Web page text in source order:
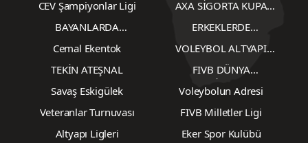
CEV Şampiyonlar Ligi
AXA SİGORTA KUPA
BAYANLARDA
TRANSFERLER
ERKEKLERDE
Cemal Ekentok
VOLEYBOL ALTYAPI
KARŞILAŞMALARI
TEKİN ATEŞNAL
FIVB DÜNYA
ŞAMPİYONASI
Savaş Eskigülek
Voleybolun Adresi
Veteranlar Turnuvası
FIVB Milletler Ligi
Altyapı Ligleri
Eker Spor Kulübü